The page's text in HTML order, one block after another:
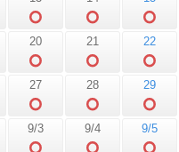
20 21 22
27 28 29
9/3 9/4 9/5